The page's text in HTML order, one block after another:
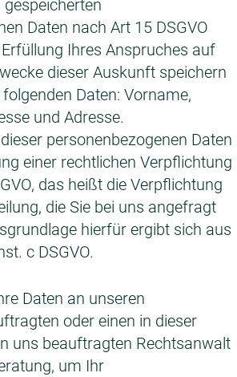
Daten nach Art 15 DSGVO
Ihres Anspruches auf
dieser Auskunft speichern
Daten: Vorname,
und Adresse.
personenbezogenen Daten
einer rechtlichen Verpflichtung
das heißt die Verpflichtung
die Sie bei uns angefragt
hierfür ergibt sich aus
c DSGVO.
Daten an unseren
oder einen in dieser
uns beauftragten Rechtsanwalt
um Ihr